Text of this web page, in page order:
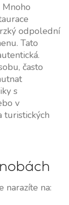
odpolední
Tato
často
s
v
turistických
narazíte na: